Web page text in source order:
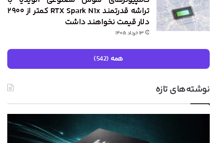
تراشه قدرتمند RTX Spark N1x کمتر از ۲۹۰۰
دلار قیمت نخواهند داشت
۱۳ خرداد ۱۴۰۵
همه (542)
نوشته‌های تازه